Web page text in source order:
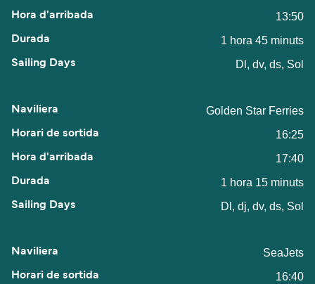
13:50
1 hora 45 minuts
Dl, dv, ds, Sol
Golden Star Ferries
16:25
17:40
1 hora 15 minuts
Dl, dj, dv, ds, Sol
SeaJets
16:40